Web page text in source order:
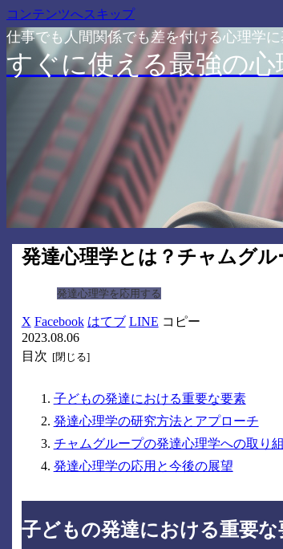
コンテンツへスキップ
仕事でも人間関係でも差を付ける心理学
すぐに使える最強の
発達心理学とは？チャムグ
発達心理学を応用する
X Facebook はてブ LINE コピー
2023.08.06
目次
子どもの発達における重要な要素
発達心理学の研究方法とアプローチ
チャムグループの発達心理学への取り
発達心理学の応用と今後の展望
子どもの発達における重要な